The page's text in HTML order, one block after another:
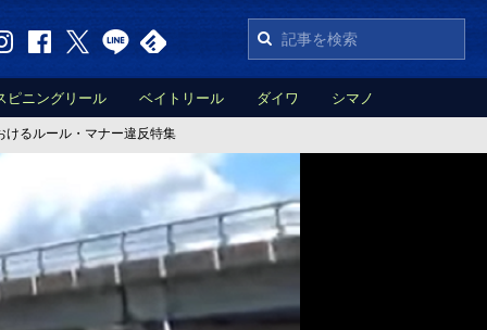
ピニングリール ベイトリール ダイワ シマノ
けるルール・マナー違反特集